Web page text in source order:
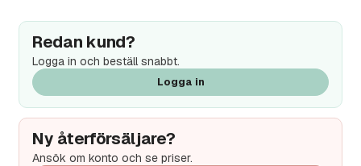
Redan kund?
Logga in och beställ snabbt.
Logga in
Ny återförsäljare?
Ansök om konto och se priser.